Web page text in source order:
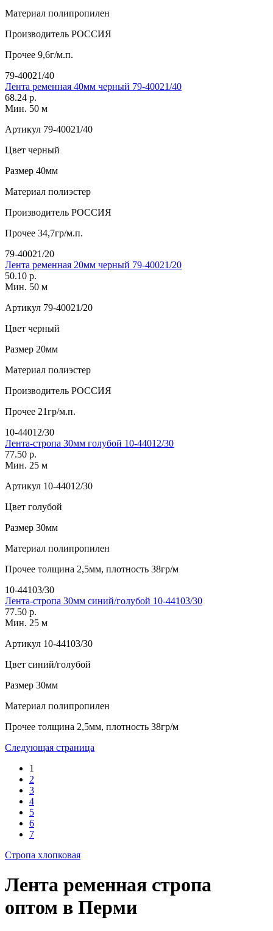
Материал полипропилен
Производитель РОССИЯ
Прочее 9,6г/м.п.
79-40021/40
Лента ременная 40мм черный 79-40021/40
68.24 р.
Мин. 50 м
Артикул 79-40021/40
Цвет черный
Размер 40мм
Материал полиэстер
Производитель РОССИЯ
Прочее 34,7гр/м.п.
79-40021/20
Лента ременная 20мм черный 79-40021/20
50.10 р.
Мин. 50 м
Артикул 79-40021/20
Цвет черный
Размер 20мм
Материал полиэстер
Производитель РОССИЯ
Прочее 21гр/м.п.
10-44012/30
Лента-стропа 30мм голубой 10-44012/30
77.50 р.
Мин. 25 м
Артикул 10-44012/30
Цвет голубой
Размер 30мм
Материал полипропилен
Прочее толщина 2,5мм, плотность 38гр/м
10-44103/30
Лента-стропа 30мм синий/голубой 10-44103/30
77.50 р.
Мин. 25 м
Артикул 10-44103/30
Цвет синий/голубой
Размер 30мм
Материал полипропилен
Прочее толщина 2,5мм, плотность 38гр/м
Следующая страница
1
2
3
4
5
6
7
Стропа хлопковая
Лента ременная стропа
оптом в Перми